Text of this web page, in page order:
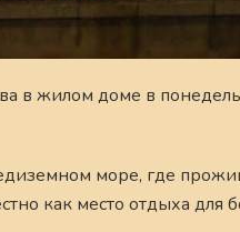
в жилом доме в
море, где
как место отдыха для